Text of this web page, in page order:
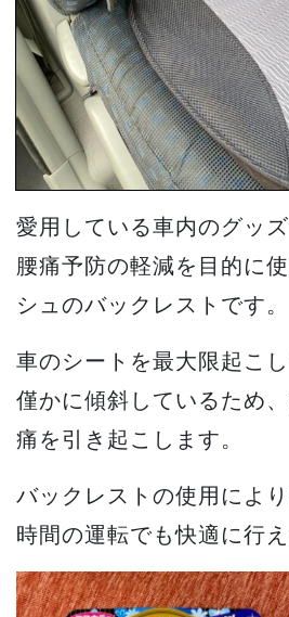
愛用している車内のグッ
腰痛予防の軽減を目的に
シュのバックレストです。
車のシートを最大限起こ
僅かに傾斜しているため
痛を引き起こします。
バックレストの使用によ
時間の運転でも快適に行え